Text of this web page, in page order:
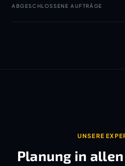
ABGESCHLOSSENE AUFTRÄGE
UNSERE
Planung in allen